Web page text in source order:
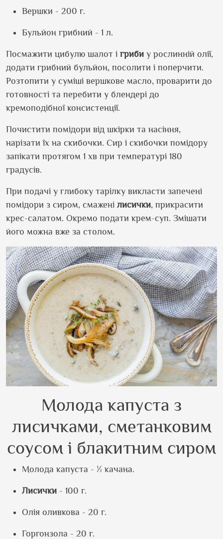
Вершки - 200 г.
Бульйон грибний - 1 л.
Посмажити цибулю шалот і гриби у рослинній олії,
додати грибний бульйон, посолити і поперчити.
Розтопити у суміші вершкове масло, проварити до
готовності та перебити у блендері до
кремоподібної консистенції.
Почистити помідори від шкірки та насіння,
нарізати їх на скибочки. Сир і скибочки помідору
запікати протягом 1 хв при температурі 180
градусів.
При подачі у глибоку тарілку викласти запечені
помідори з сиром, смажені лисички, прикрасити
крес-салатом. Окремо подати крем-суп. Змішати
його можна вже за столом.
Молода капуста з
лисичками, сметанковим
соусом і блакитним сиром
Молода капуста - ½ качана.
Лисички - 100 г.
Олія оливкова - 20 г.
Горгонзола - 20 г.